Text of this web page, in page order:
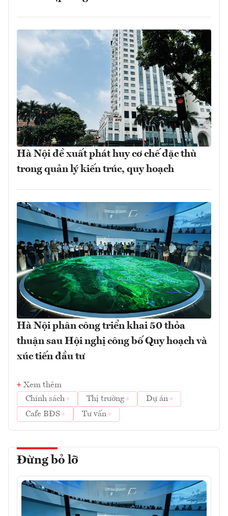
Hà Nội đề xuất phát huy cơ chế đặc thù
trong quản lý kiến trúc, quy hoạch
Hà Nội phân công triển khai 50 thỏa
thuận sau Hội nghị công bố Quy hoạch và
xúc tiến đầu tư
Xem thêm
Chính sách
Thị trường
Dự án
Cafe BĐS
Tư vấn
Đừng bỏ lỡ